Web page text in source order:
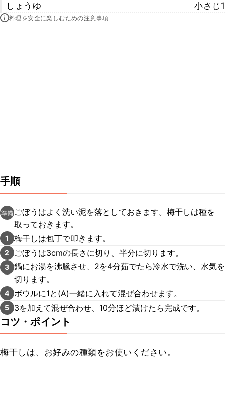
しょうゆ
小さじ1
料理を安全に楽しむための注意事項
手順
準備 ごぼうはよく洗い泥を落としておきます。梅干しは種を
取っておきます。
1 梅干しは包丁で叩きます。
2 ごぼうは3cmの長さに切り、半分に切ります。
3 鍋にお湯を沸騰させ、2を4分茹でたら冷水で洗い、水気を
切ります。
4 ボウルに1と(A)一緒に入れて混ぜ合わせます。
5 3を加えて混ぜ合わせ、10分ほど漬けたら完成です。
コツ・ポイント
梅干しは、お好みの種類をお使いください。